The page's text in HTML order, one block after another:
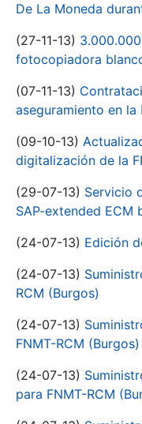
De La Moneda
(27-11-13)
fotocopiadora
(07-11-13)
aseguramiento en la
(09-10-13)
digitalización de la
(29-07-13) Servicio
SAP-extended ECM
(24-07-13) Edición
(24-07-13)
RCM (Burgos)
(24-07-13)
FNMT-RCM (Burgos)
(24-07-13)
para FNMT-RCM